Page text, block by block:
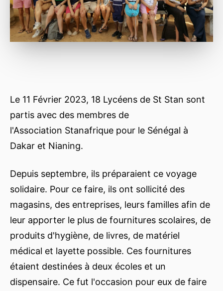
Le 11 Février 2023, 18 Lycéens de St Stan sont
partis avec des membres de
l'Association Stanafrique pour le Sénégal à
Dakar et Nianing.
Depuis septembre, ils préparaient ce voyage
solidaire. Pour ce faire, ils ont sollicité des
magasins, des entreprises, leurs familles afin de
leur apporter le plus de fournitures scolaires, de
produits d'hygiène, de livres, de matériel
médical et layette possible. Ces fournitures
étaient destinées à deux écoles et un
dispensaire. Ce fut l'occasion pour eux de faire